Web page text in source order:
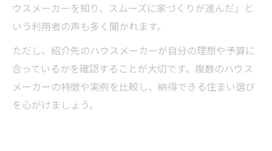
ウスメーカーを知り、スムーズに家づくりが進んだ」と
いう利用者の声も多く聞かれます。
ただし、紹介先のハウスメーカーが自分の理想や予算に
合っているかを確認することが大切です。複数のハウス
メーカーの特徴や実例を比較し、納得できる住まい選び
を心がけましょう。